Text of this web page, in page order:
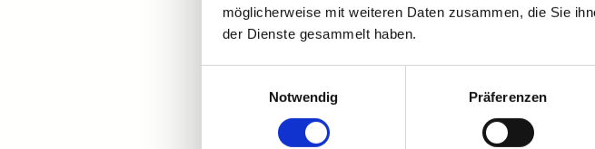
möglicherweise mit weiteren Daten zusammen, die Sie
der Dienste gesammelt haben.
Notwendig
Präferenzen